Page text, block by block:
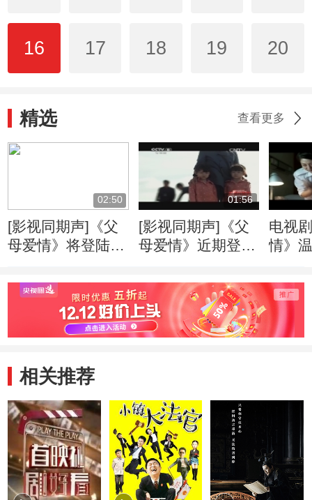
16 17 18 19 20
精选 查看更多
02:50
[影视同期声]《父
母爱情》将登陆我
演绎麻辣夫妻情
01:56
[影视同期声]《父
母爱情》近期登陆
里拥有一对双胞胎
女儿
电视
情》
相关推荐